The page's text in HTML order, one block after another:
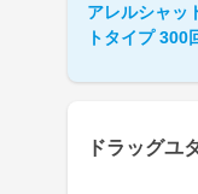
アレルシャッ
トタイプ 300
ドラッグユ